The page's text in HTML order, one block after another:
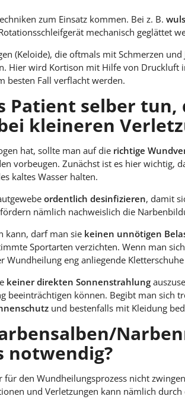
zum Einsatz kommen. Bei z. B.
mechanisch geglättet
(Keloide), die oftmals mit Schmerzen
Hier wird Kortison mit Hilfe von Druckluft
besten Fall verflacht werden.
Patient selber
kleineren
hat, sollte man auf die richtige
vorbeugen. Zunächst ist es hier wichtig,
kaltes Wasser halten.
ordentlich desinfizieren, damit
nämlich nachweislich die
kann, darf man sie keinen unnötigen
Sportarten verzichten. Wenn man
Wundheilung eng anliegende
keiner direkten Sonnenstrahlung
beeinträchtigen können. Begibt man sich
und bestenfalls mit Kleidung
notwendig?
den Wundheilungsprozess nicht
und Verletzungen kann nämlich